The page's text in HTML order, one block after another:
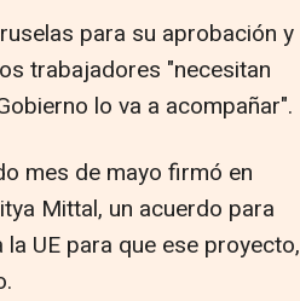
para su aprobación y
trabajadores "necesitan
lo va a acompañar".
mes de mayo firmó en
Mittal, un acuerdo para
UE para que ese proyecto,